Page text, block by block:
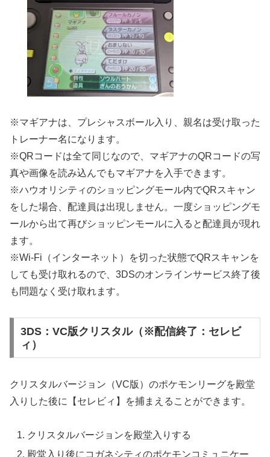
※マギアナは、プレシャスボール入り、親名は受け取った
トレーナー名になります。
※QRコードは全て同じなので、マギアナのQRコードの写
真や画像を読み込んでもマギアナを入手できます。
※ハウオリシティのショッピングモール内でQRスキャン
をした場合、配達員は出現しません。一度ショッピングモ
ールから出て再びショッピンモールに入ると配達員が現れ
ます。
※Wi-Fi（インターネット）を切った状態でQRスキャンを
しても受け取れるので、3DSのオンラインサービス終了後
も問題なく受け取れます。
3DS：VC版クリスタル（※配信終了：セレビ
ィ）
クリスタルバージョン（VC版）のポケモンリーグを殿堂
入りした後に【セレビィ】を捕まえることができます。
クリスタルバージョンを殿堂入りする
殿堂入り後にコガネシティのポケモンコミュニケー